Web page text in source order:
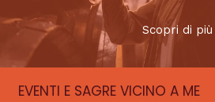
Scopri di più
EVENTI E SAGRE VICINO A ME